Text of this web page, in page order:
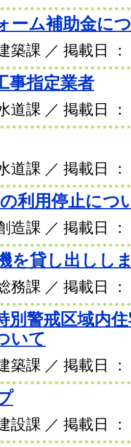
ーム補助金に
築課 ／ 掲載日 ：
事指定業者
道課 ／ 掲載日 ：
道課 ／ 掲載日 ：
利用停止につ
造課 ／ 掲載日 ：
を貸し出しし
務課 ／ 掲載日
別警戒区域内
いて
築課 ／ 掲載日 ：
設課 ／ 掲載日